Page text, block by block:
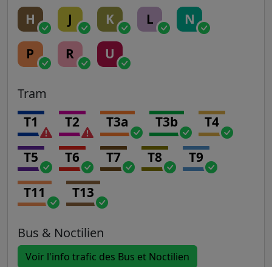
H J K L N
P R U
Tram
T1 T2 T3a T3b T4
T5 T6 T7 T8 T9
T11 T13
Bus & Noctilien
Voir l'info trafic des Bus et Noctilien